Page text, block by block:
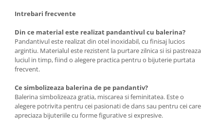
Intrebari frecvente
Din ce material este realizat pandantivul cu balerina?
Pandantivul este realizat din otel inoxidabil, cu finisaj lucios
argintiu. Materialul este rezistent la purtare zilnica si isi pastreaza
luciul in timp, fiind o alegere practica pentru o bijuterie purtata
frecvent.
Ce simbolizeaza balerina de pe pandantiv?
Balerina simbolizeaza gratia, miscarea si feminitatea. Este o
alegere potrivita pentru cei pasionati de dans sau pentru cei care
apreciaza bijuteriile cu forme figurative si expresive.